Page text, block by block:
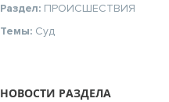
Раздел: ПРОИСШЕСТВИЯ
Темы: Суд
НОВОСТИ РАЗДЕЛА